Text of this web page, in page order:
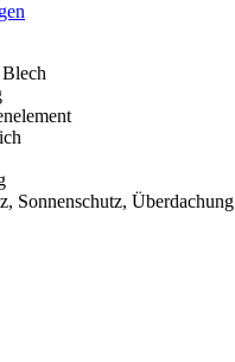
Sonnenschutz, Überdachung